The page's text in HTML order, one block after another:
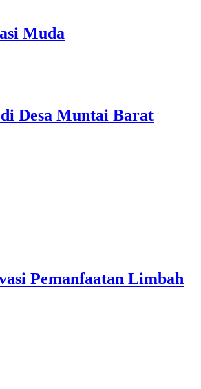
Muda
Desa Muntai Barat
Pemanfaatan Limbah